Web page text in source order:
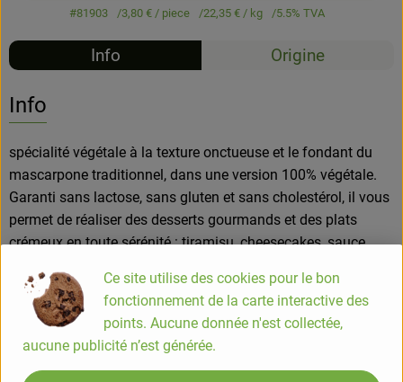
#81903 3,80 € / piece 22,35 € / kg 5.5% TVA
Info Origine
Info
spécialité végétale à la texture onctueuse et le fondant du
mascarpone traditionnel, dans une version 100% végétale.
Garanti sans lactose, sans gluten et sans cholestérol, il vous
permet de réaliser des desserts gourmands et des plats
crémeux en toute sérénité : tiramisu, cheesecakes, sauce
naturellement l'Ami'scarpone en Vitamine B12 et ferments
prébiotiques et probiotiques
COMPOSITION
Ce site utilise des cookies pour le bon
fonctionnement de la carte interactive des
points. Aucune donnée n'est collectée,
aucune publicité n’est générée.